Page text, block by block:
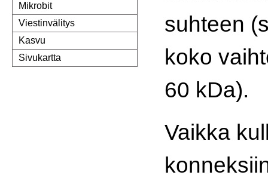
Mikrobit
Viestinvälitys
Kasvu
Sivukartta
suhteen
koko
60 kDa).
Vaikka